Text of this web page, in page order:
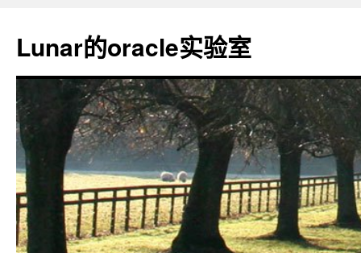
Lunar的oracle实验室